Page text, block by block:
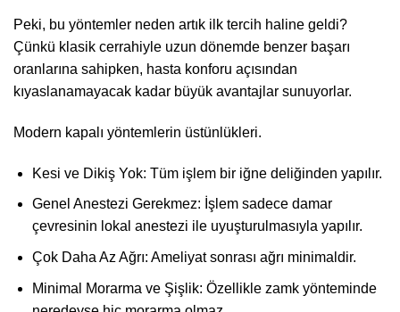
Peki, bu yöntemler neden artık ilk tercih haline geldi?
Çünkü klasik cerrahiyle uzun dönemde benzer başarı
oranlarına sahipken, hasta konforu açısından
kıyaslanamayacak kadar büyük avantajlar sunuyorlar.
Modern kapalı yöntemlerin üstünlükleri.
Kesi ve Dikiş Yok: Tüm işlem bir iğne deliğinden yapılır.
Genel Anestezi Gerekmez: İşlem sadece damar
çevresinin lokal anestezi ile uyuşturulmasıyla yapılır.
Çok Daha Az Ağrı: Ameliyat sonrası ağrı minimaldir.
Minimal Morarma ve Şişlik: Özellikle zamk yönteminde